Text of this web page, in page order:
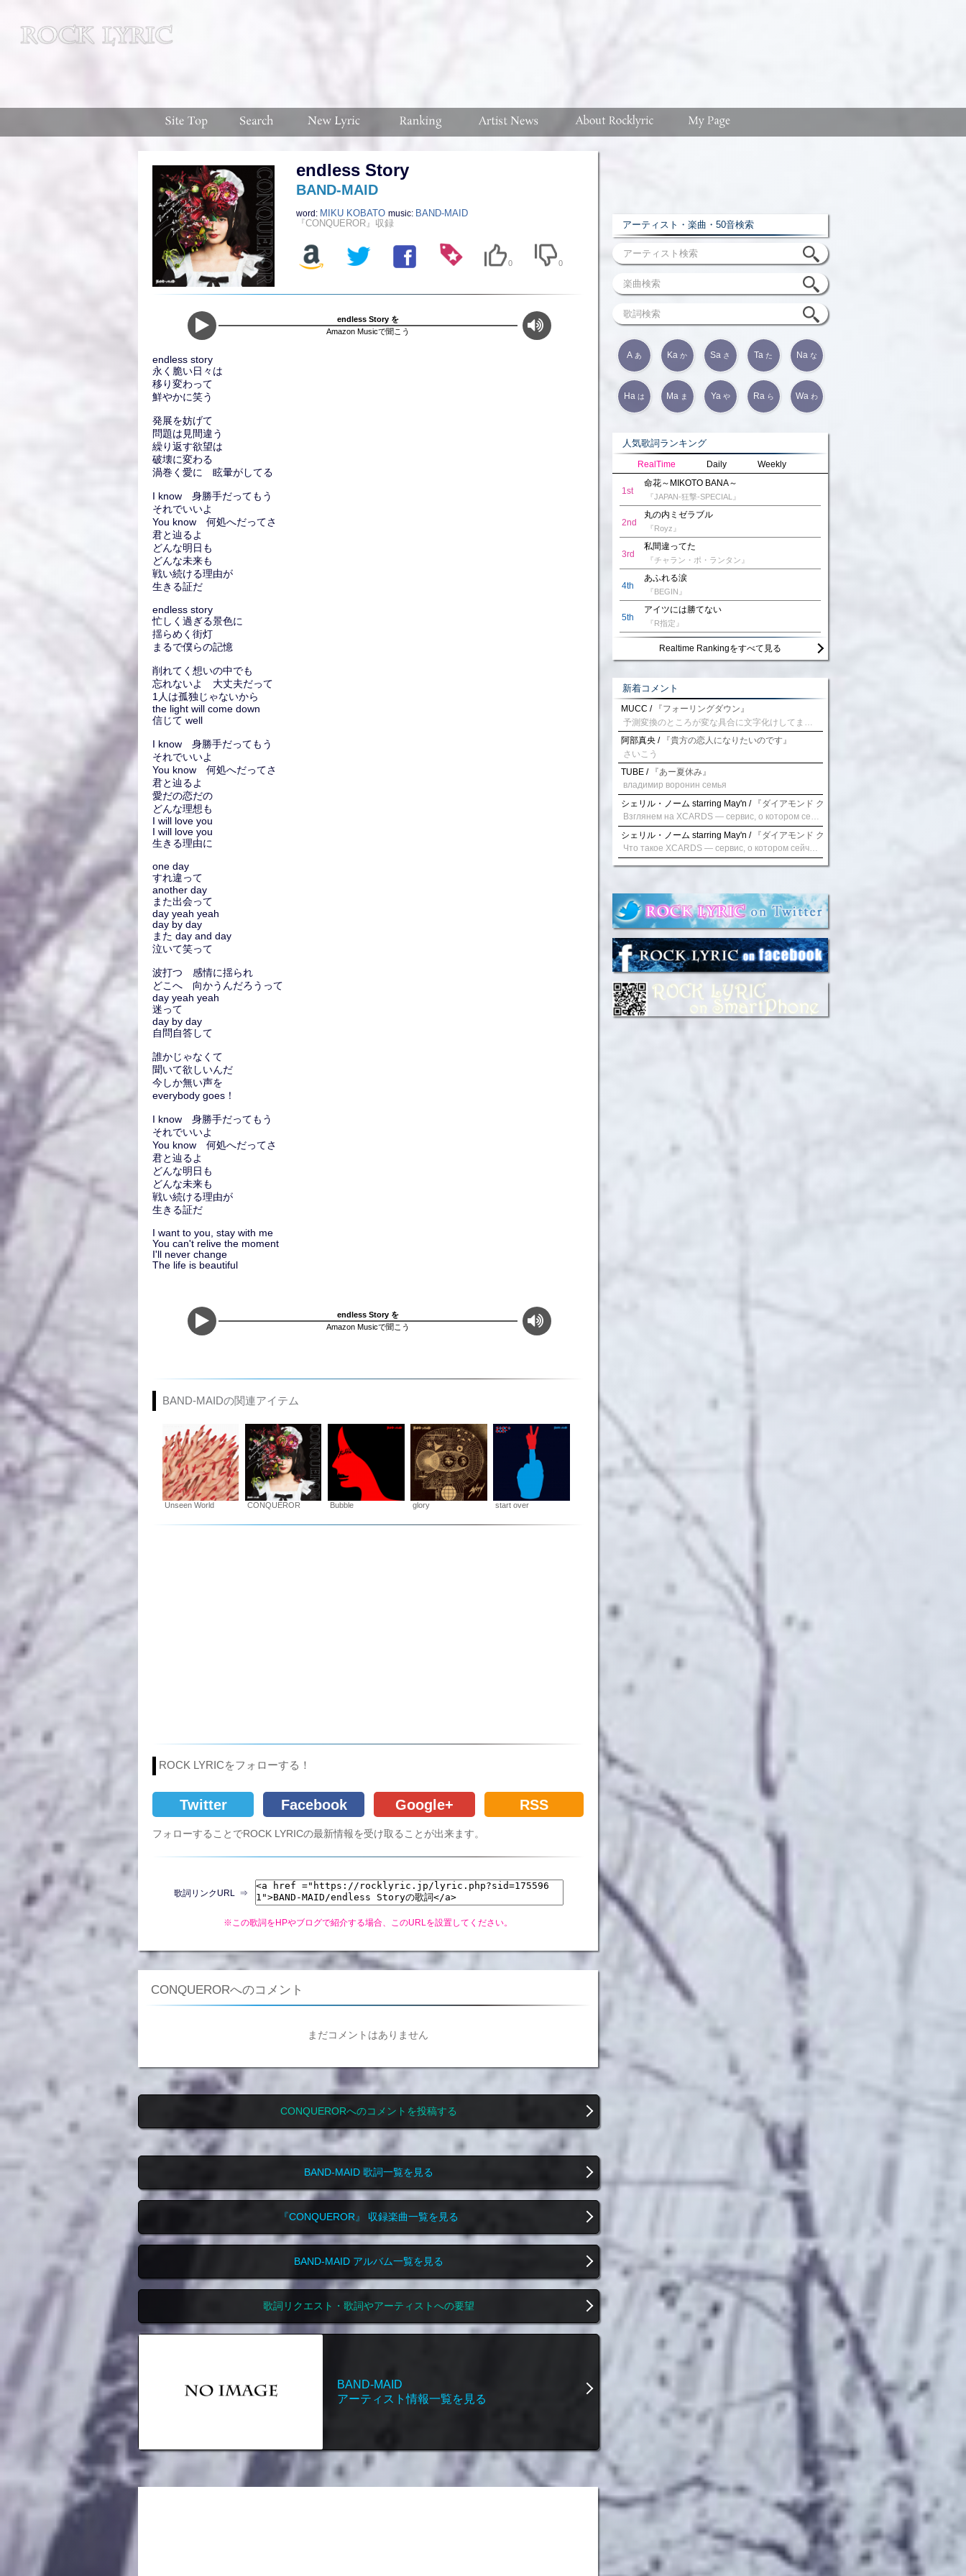
endless Story
BAND-MAID
word: MIKU KOBATO music: BAND-MAID
『CONQUEROR』収録
0 0
endless Story を
Amazon Musicで聞こう
endless story
永く脆い日々は
移り変わって
鮮やかに笑う
発展を妨げて
問題は見間違う
繰り返す欲望は
破壊に変わる
渦巻く愛に 眩暈がしてる
I know 身勝手だってもう
それでいいよ
You know 何処へだってさ
君と辿るよ
どんな明日も
どんな未来も
戦い続ける理由が
生きる証だ
endless story
忙しく過ぎる景色に
揺らめく街灯
まるで僕らの記憶
削れてく想いの中でも
忘れないよ 大丈夫だって
1人は孤独じゃないから
the light will come down
信じて well
I know 身勝手だってもう
それでいいよ
You know 何処へだってさ
君と辿るよ
愛だの恋だの
どんな理想も
I will love you
I will love you
生きる理由に
one day
すれ違って
another day
また出会って
day yeah yeah
day by day
また day and day
泣いて笑って
波打つ 感情に揺られ
どこへ 向かうんだろうって
day yeah yeah
迷って
day by day
自問自答して
誰かじゃなくて
聞いて欲しいんだ
今しか無い声を
everybody goes！
I know 身勝手だってもう
それでいいよ
You know 何処へだってさ
君と辿るよ
どんな明日も
どんな未来も
戦い続ける理由が
生きる証だ
I want to you, stay with me
You can't relive the moment
I'll never change
The life is beautiful
endless Story を
Amazon Musicで聞こう
BAND-MAIDの関連アイテム
Unseen World CONQUEROR Bubble glory start over
ROCK LYRICをフォローする！
Twitter Facebook Google+ RSS
フォローすることでROCK LYRICの最新情報を受け取ることが出来ます。
歌詞リンクURL ⇒
※この歌詞をHPやブログで紹介する場合、このURLを設置してください。
CONQUERORへのコメント
まだコメントはありません
CONQUERORへのコメントを投稿する
BAND-MAID 歌詞一覧を見る
『CONQUEROR』 収録楽曲一覧を見る
BAND-MAID アルバム一覧を見る
歌詞リクエスト・歌詞やアーティストへの要望
BAND-MAID
アーティスト情報一覧を見る
アーティスト・楽曲・50音検索
A あ Ka か Sa さ Ta た Na な
Ha は Ma ま Ya や Ra ら Wa わ
人気歌詞ランキング
RealTime Daily Weekly
1st
命花～MIKOTO BANA～
『JAPAN-狂撃-SPECIAL』
2nd
丸の内ミゼラブル
『Royz』
3rd
私間違ってた
『チャラン・ポ・ランタン』
4th
あふれる涙
『BEGIN』
5th
アイツには勝てない
『R指定』
Realtime Rankingをすべて見る
新着コメント
MUCC / 『フォーリングダウン』
阿部真央 / 『貴方の恋人になりたいのです』
さいこう
TUBE / 『あー夏休み』
владимир воронин семья
シェリル・ノーム starring May'n / 『ダイアモンド クレバス/射手座☆午後九時 Don't be
シェリル・ノーム starring May'n / 『ダイアモンド クレバス/射手座☆午後九時 Don't be
Что такое XCARDS — сервис, о котором сейчас говорят. Буквально на днях заметил о интересный бренд XCARDS, он помогает создавать онлайн карты чтобы управлять бюджетами. Ключевые преимущества: Выпуск занимает всего считанные минуты. Платформа даёт возможность оформить множество карт для разных целей. Есть поддержка в любое время суток включая персонального менеджера. Есть контроль без задержек — транзакции, уведомления, аналитика — всё под рукой. Возможные нюансы: Регистрация: европейская юрисдикция — желательно убедиться, что сервис можно использовать без нарушений. Финансовые условия: возможно, есть скрытые комиссии, поэтому лучше внимательно прочитать договор. Отзывы пользователей: по отзывам поддержка работает быстро. Надёжность системы: внедрены базовые меры безопасности, но всё равно советую не хранить большие суммы на карте. Вывод: В целом платформа кажется отличным помощником для маркетологов. Платформа сочетает скорость, удобство и гибкость. Как вы думаете? Пользовались ли вы XCARDS? Поделитесь опытом — будет интересно сравнить. Виртуальные карты для бизнеса